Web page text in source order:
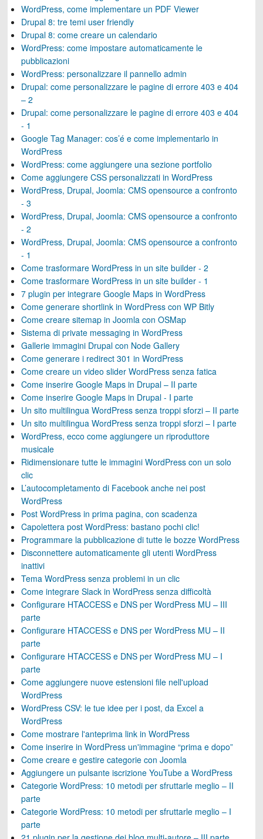
WordPress, come implementare un PDF Viewer
Drupal 8: tre temi user friendly
Drupal 8: come creare un calendario
WordPress: come impostare automaticamente le
pubblicazioni
WordPress: personalizzare il pannello admin
Drupal: come personalizzare le pagine di errore 403 e 404
– 2
Drupal: come personalizzare le pagine di errore 403 e 404
- 1
Google Tag Manager: cos’é e come implementarlo in
WordPress
WordPress: come aggiungere una sezione portfolio
Come aggiungere CSS personalizzati in WordPress
WordPress, Drupal, Joomla: CMS opensource a confronto
- 3
WordPress, Drupal, Joomla: CMS opensource a confronto
- 2
WordPress, Drupal, Joomla: CMS opensource a confronto
- 1
Come trasformare WordPress in un site builder - 2
Come trasformare WordPress in un site builder - 1
7 plugin per integrare Google Maps in WordPress
Come generare shortlink in WordPress con WP Bitly
Come creare sitemap in Joomla con OSMap
Sistema di private messaging in WordPress
Gallerie immagini Drupal con Node Gallery
Come generare i redirect 301 in WordPress
Come creare un video slider WordPress senza fatica
Come inserire Google Maps in Drupal – II parte
Come inserire Google Maps in Drupal - I parte
Un sito multilingua WordPress senza troppi sforzi – II parte
Un sito multilingua WordPress senza troppi sforzi – I parte
WordPress, ecco come aggiungere un riproduttore
musicale
Ridimensionare tutte le immagini WordPress con un solo
clic
L’autocompletamento di Facebook anche nei post
WordPress
Post WordPress in prima pagina, con scadenza
Capolettera post WordPress: bastano pochi clic!
Programmare la pubblicazione di tutte le bozze WordPress
Disconnettere automaticamente gli utenti WordPress
inattivi
Tema WordPress senza problemi in un clic
Come integrare Slack in WordPress senza difficoltà
Configurare HTACCESS e DNS per WordPress MU – III
parte
Configurare HTACCESS e DNS per WordPress MU – II
parte
Configurare HTACCESS e DNS per WordPress MU – I
parte
Come aggiungere nuove estensioni file nell'upload
WordPress
WordPress CSV: le tue idee per i post, da Excel a
WordPress
Come mostrare l'anteprima link in WordPress
Come inserire in WordPress un'immagine “prima e dopo”
Come creare e gestire categorie con Joomla
Aggiungere un pulsante iscrizione YouTube a WordPress
Categorie WordPress: 10 metodi per sfruttarle meglio – II
parte
Categorie WordPress: 10 metodi per sfruttarle meglio – I
parte